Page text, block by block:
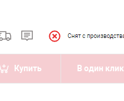
Купить В один клик